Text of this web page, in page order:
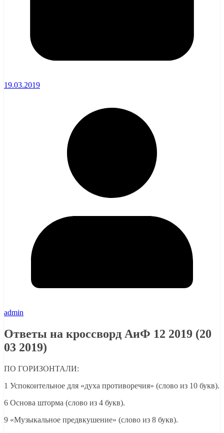
19.03.2019
admin
Ответы на кроссворд АиФ 12 2019 (20
03 2019)
ПО ГОРИЗОНТАЛИ:
1 Успокоительное для «духа противоречия» (слово из 10 букв).
6 Основа шторма (слово из 4 букв).
9 «Музыкальное предвкушение» (слово из 8 букв).